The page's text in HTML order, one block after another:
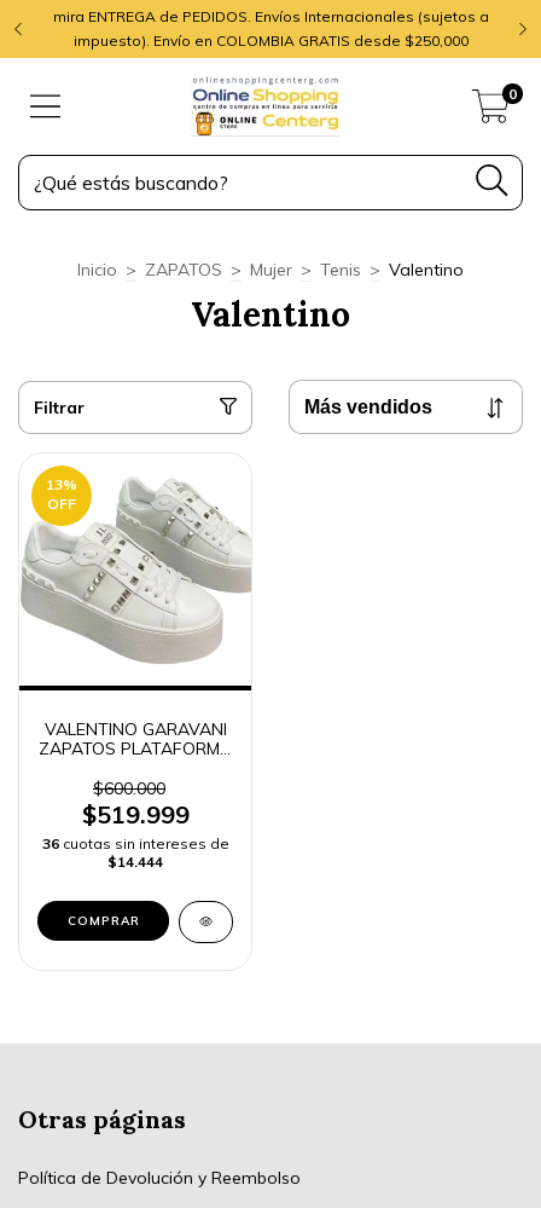
mira ENTREGA de PEDIDOS. Envíos Internacionales (sujetos a
impuesto). Envío en COLOMBIA GRATIS desde $250,000
0
Inicio > ZAPATOS > Mujer > Tenis > Valentino
Valentino
Filtrar
13%
OFF
VALENTINO GARAVANI
ZAPATOS PLATAFORMA
$600.000
$519.999
36 cuotas sin intereses de
$14.444
COMPRAR
Otras páginas
Política de Devolución y Reembolso